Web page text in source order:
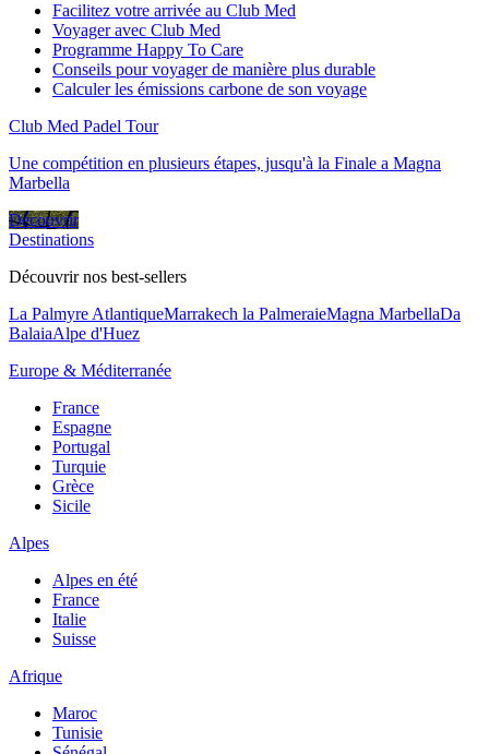
Facilitez votre arrivée au Club Med
Voyager avec Club Med
Programme Happy To Care
Conseils pour voyager de manière plus durable
Calculer les émissions carbone de son voyage
Club Med Padel Tour
Une compétition en plusieurs étapes, jusqu'à la Finale a Magna
Marbella
Découvrir
Destinations
Découvrir nos best-sellers
La Palmyre AtlantiqueMarrakech la PalmeraieMagna MarbellaDa
BalaiaAlpe d'Huez
Europe & Méditerranée
France
Espagne
Portugal
Turquie
Grèce
Sicile
Alpes
Alpes en été
France
Italie
Suisse
Afrique
Maroc
Tunisie